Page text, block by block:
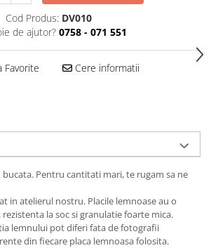
Cod Produs: DV010
de ajutor? 0758 - 071 551
Favorite Cere informatii
Pentru cantitati mari, te rugam sa ne
in atelierul nostru. Placile lemnoase au o
la soc si granulatie foarte mica.
lemnului pot diferi fata de fotografii
din fiecare placa lemnoasa folosita.